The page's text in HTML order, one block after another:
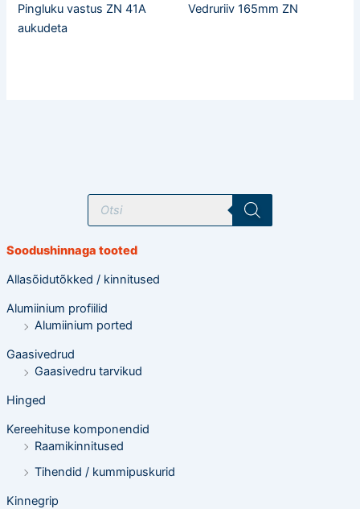
T
o
t
o
t
s
i
n
g
Soodushinnaga tooted
Allasõidutõkked / kinnitused
Alumiinium profiilid
Alumiinium ported
Gaasivedrud
Gaasivedru tarvikud
Hinged
Kereehituse komponendid
Raamikinnitused
Tihendid / kummipuskurid
Kinnegrip
Pingluku vastus ZN 41A
aukudeta
Vedruriiv 165mm ZN